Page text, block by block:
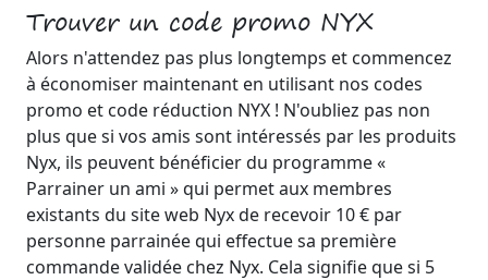
Trouver un code promo NYX
Alors n'attendez pas plus longtemps et commencez
à économiser maintenant en utilisant nos codes
promo et code réduction NYX ! N'oubliez pas non
plus que si vos amis sont intéressés par les produits
Nyx, ils peuvent bénéficier du programme «
Parrainer un ami » qui permet aux membres
existants du site web Nyx de recevoir 10 € par
personne parrainée qui effectue sa première
commande validée chez Nyx. Cela signifie que si 5